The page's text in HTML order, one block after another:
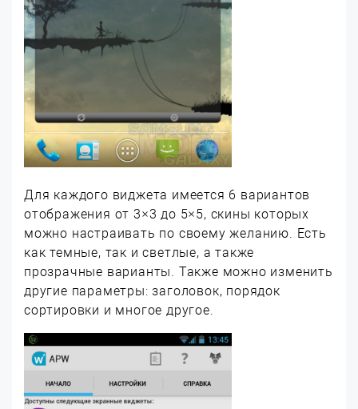
Для каждого виджета имеется 6 вариантов
отображения от 3×3 до 5×5, скины которых
можно настраивать по своему желанию. Есть
как темные, так и светлые, а также
прозрачные варианты. Также можно изменить
другие параметры: заголовок, порядок
сортировки и многое другое.